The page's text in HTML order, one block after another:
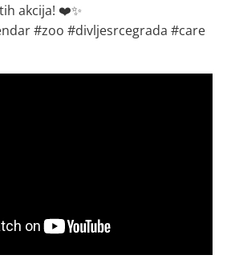
akcija! ❤️✨
#zoo #divljesrcegrada #care